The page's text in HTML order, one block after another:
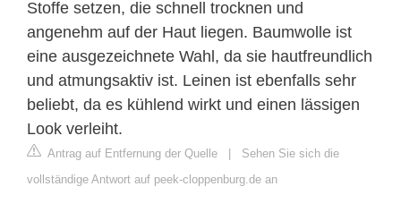
Stoffe setzen, die schnell trocknen und
angenehm auf der Haut liegen. Baumwolle ist
eine ausgezeichnete Wahl, da sie hautfreundlich
und atmungsaktiv ist. Leinen ist ebenfalls sehr
beliebt, da es kühlend wirkt und einen lässigen
Look verleiht.
Antrag auf Entfernung der Quelle | Sehen Sie sich die
vollständige Antwort auf peek-cloppenburg.de an